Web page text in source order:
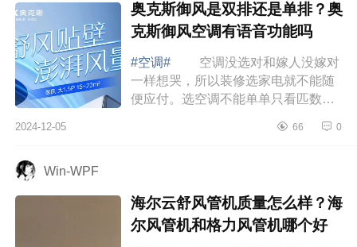
奥克斯御风是双排还是单排？奥
克斯御风空调有语音功能吗
#空调#
空调没选对和嫁人没嫁对
一样想哭，所以装修选家电就不能随
便应付。选空调不能单单只看匹数，
大家介绍下奥克斯御风是双排还是单
2024-12-05 66 0
Win-WPF
海尔云舒风管机质量怎么样？海
尔风管机和格力风管机哪个好